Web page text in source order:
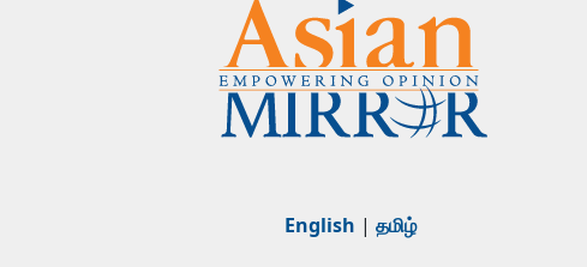
English | தமிழ்